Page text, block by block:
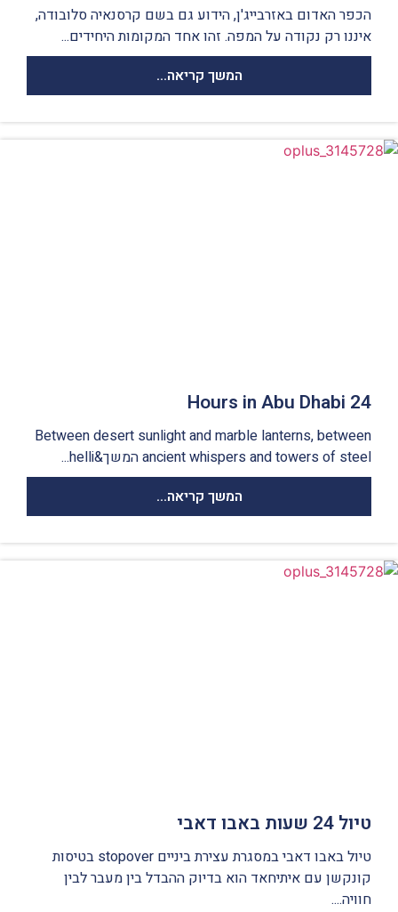
הכפר האדום באזרבייג'ן, הידוע גם בשם קרסנאיה סלובודה,
איננו רק נקודה על המפה. זהו אחד המקומות היחידים...
המשך קריאה...
24 Hours in Abu Dhabi
Between desert sunlight and marble lanterns, between
ancient whispers and towers of steel המשך&helli...
המשך קריאה...
טיול 24 שעות באבו דאבי
טיול באבו דאבי במסגרת עצירת ביניים stopover בטיסות
קונקשן עם איתיחאד הוא בדיוק ההבדל בין מעבר לבין
חוויה....